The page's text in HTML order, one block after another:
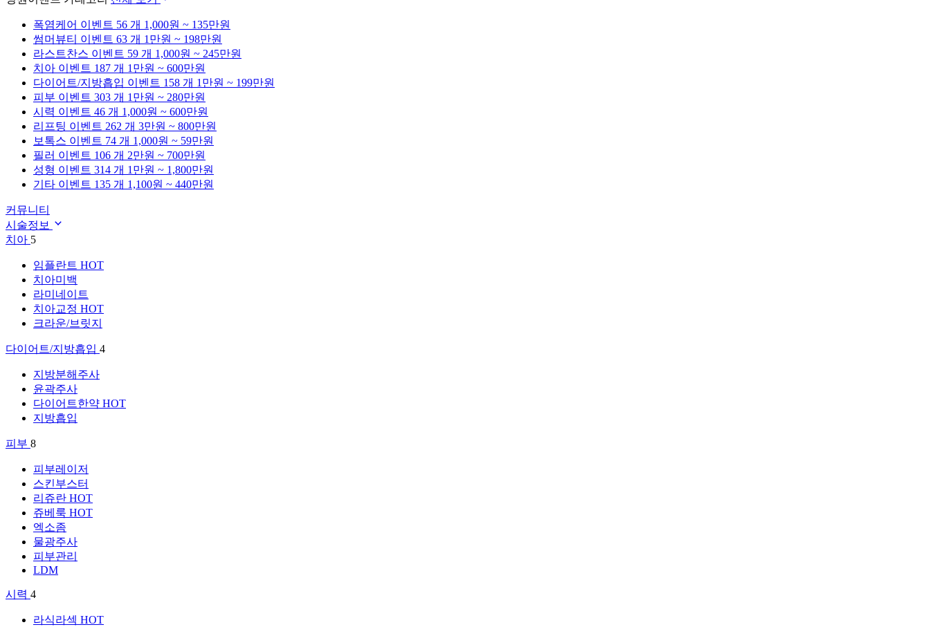
폭염케어 이벤트 56 개 1,000원 ~ 135만원
썸머뷰티 이벤트 63 개 1만원 ~ 198만원
라스트찬스 이벤트 59 개 1,000원 ~ 245만원
치아 이벤트 187 개 1만원 ~ 600만원
다이어트/지방흡입 이벤트 158 개 1만원 ~ 199만원
피부 이벤트 303 개 1만원 ~ 280만원
시력 이벤트 46 개 1,000원 ~ 600만원
리프팅 이벤트 262 개 3만원 ~ 800만원
보톡스 이벤트 74 개 1,000원 ~ 59만원
필러 이벤트 106 개 2만원 ~ 700만원
성형 이벤트 314 개 1만원 ~ 1,800만원
기타 이벤트 135 개 1,100원 ~ 440만원
커뮤니티
시술정보
치아 5
임플란트 HOT
치아미백
라미네이트
치아교정 HOT
크라운/브릿지
다이어트/지방흡입 4
지방분해주사
윤곽주사
다이어트한약 HOT
지방흡입
피부 8
피부레이저
스킨부스터
리쥬란 HOT
쥬베룩 HOT
엑소좀
물광주사
피부관리
LDM
시력 4
라식라섹 HOT